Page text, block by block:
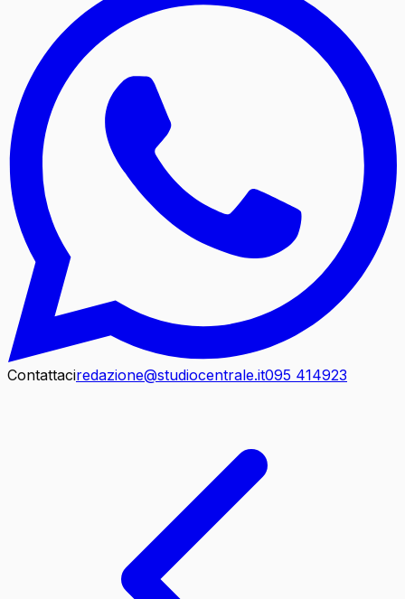
Contattaciredazione@studiocentrale.it095 414923